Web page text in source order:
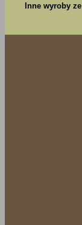
Inne wyroby